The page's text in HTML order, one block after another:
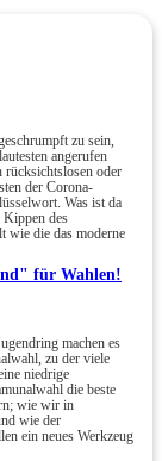
zu sein,
angerufen
oder
der Corona-
Was ist da
Kippen des
wie die das moderne
für Wahlen!
machen es
zu der viele
niedrige
die beste
wie wir in
wie der
ein neues Werkzeug